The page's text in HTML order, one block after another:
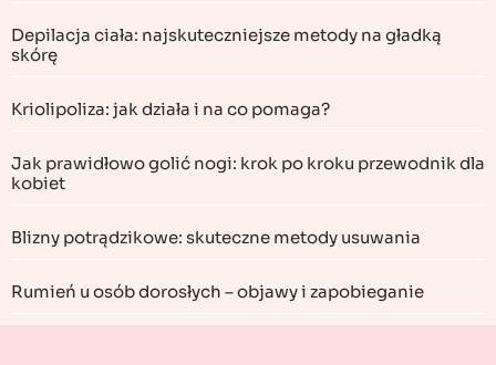
Depilacja ciała: najskuteczniejsze metody na gładką
skórę
Kriolipoliza: jak działa i na co pomaga?
Jak prawidłowo golić nogi: krok po kroku przewodnik dla
kobiet
Blizny potrądzikowe: skuteczne metody usuwania
Rumień u osób dorosłych – objawy i zapobieganie